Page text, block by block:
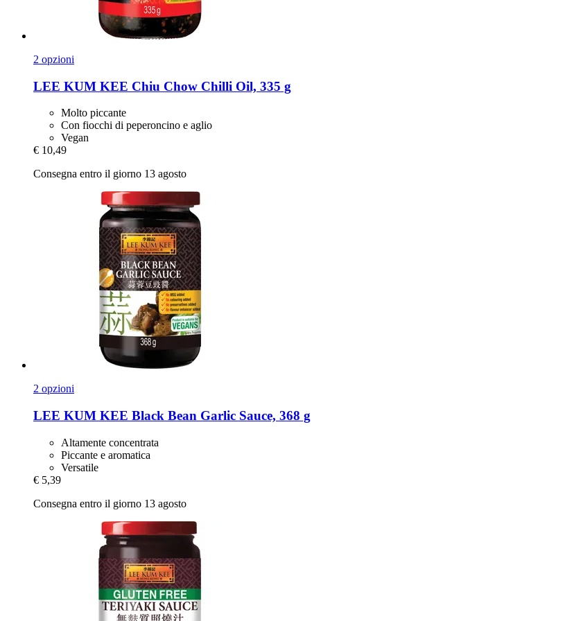
2 opzioni
LEE KUM KEE Chiu Chow Chilli Oil, 335 g
Molto piccante
Con fiocchi di peperoncino e aglio
Vegan
€ 10,49
Consegna entro il giorno 13 agosto
2 opzioni
LEE KUM KEE Black Bean Garlic Sauce, 368 g
Altamente concentrata
Piccante e aromatica
Versatile
€ 5,39
Consegna entro il giorno 13 agosto